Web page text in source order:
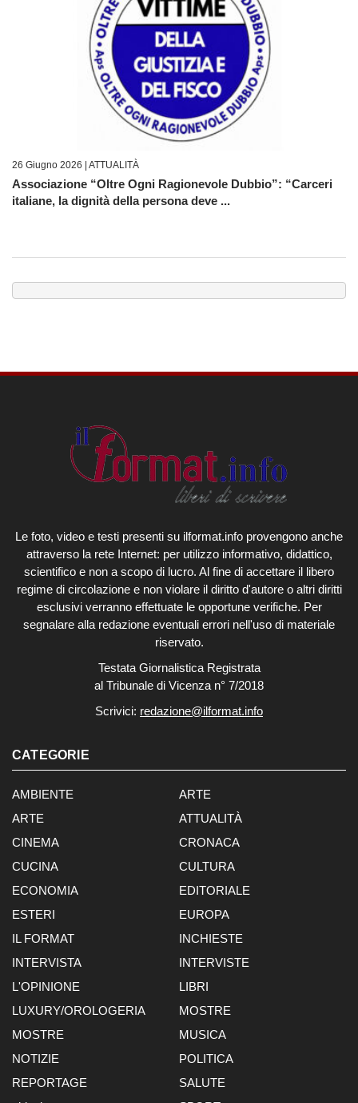
26 Giugno 2026 | ATTUALITÀ
Associazione “Oltre Ogni Ragionevole Dubbio”: “Carceri
italiane, la dignità della persona deve ...
Le foto, video e testi presenti su ilformat.info provengono anche
attraverso la rete Internet: per utilizzo informativo, didattico,
scientifico e non a scopo di lucro. Al fine di accettare il libero
regime di circolazione e non violare il diritto d'autore o altri diritti
esclusivi verranno effettuate le opportune verifiche. Per
segnalare alla redazione eventuali errori nell'uso di materiale
riservato.
Testata Giornalistica Registrata
al Tribunale di Vicenza n° 7/2018
Scrivici: redazione@ilformat.info
CATEGORIE
AMBIENTE
ARTE
ARTE
ATTUALITÀ
CINEMA
CRONACA
CUCINA
CULTURA
ECONOMIA
EDITORIALE
ESTERI
EUROPA
IL FORMAT
INCHIESTE
INTERVISTA
INTERVISTE
L'OPINIONE
LIBRI
LUXURY/OROLOGERIA
MOSTRE
MOSTRE
MUSICA
NOTIZIE
POLITICA
REPORTAGE
SALUTE